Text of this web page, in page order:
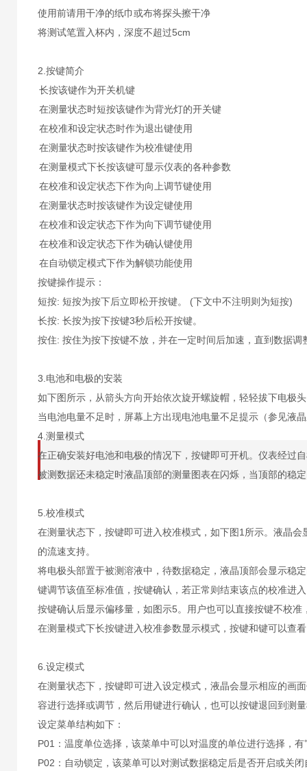
使用前请用干净的纸巾或布将探头擦干净
将测试笔置入杯内，深度不超过5cm
2.按键简介
长按该键作为开关机键
在测量状态时短按该键作为背光灯的开关键
在校准和设定状态时作为退出键使用
在测量状态时按该键作为校准键使用
在测量模式下长按该键可显示仪表的各种参数
在校准和设定状态下作为向上调节键使用
在测量状态时按该键作为设定键使用
在校准和设定状态下作为向下调节键使用
在校准和设定状态下作为确认键使用
在自动锁定模式下作为解锁功能使用
按键操作提示：
短按: 短按为按下后立即松开按键。 (下文中不注明则为短按)
长按: 长按为按下按键3秒后松开按键。
按住: 按住为按下按键不放，并在一定时间后加速，直到数据
3.电池和电极的安装
如下图所示，从箭头方向开始依次旋开螺旋帽，轻轻拔下电极
当电池电量不足时，屏幕上方出现电池电量不足提示（参见液
4.测量模式
在正确安装好电池和电极的情况下，按键即可开机。仪表经过
被测数据还未稳定时液晶顶部的测量图表在闪烁，当顶部的稳
5.校准模式
在测量状态下，按键即可进入校准模式，如下图1所示。液晶
的流速支持。
将电极头部置于被测溶液中，待数据稳定，液晶顶部会显示稳
键调节该值至标准值，按键确认，若正常则结束该点的校准进
按键确认后显示偏移量，如图示5。用户也可以直接按键不校准
在测量模式下长按键进入校准参数显示模式，按键和键可以查
6.设定模式
在测量状态下，按键即可进入设定模式，液晶会显示相应的画
容进行选择或调节，然后用键进行确认，也可以按键退回到测
设定菜单结构如下：
P01：温度单位选择，该菜单中可以对温度的单位进行选择，
P02：自动锁定，该菜单可以对测试数据稳定后是否开启或关